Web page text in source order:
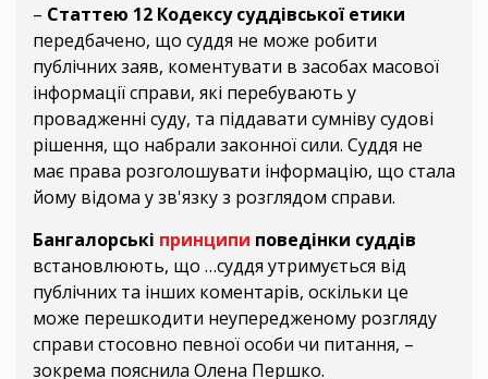
– Статтею 12 Кодексу суддівської етики
передбачено, що суддя не може робити
публічних заяв, коментувати в засобах масової
інформації справи, які перебувають у
провадженні суду, та піддавати сумніву судові
рішення, що набрали законної сили. Суддя не
має права розголошувати інформацію, що стала
йому відома у зв'язку з розглядом справи.
Бангалорські принципи поведінки суддів
встановлюють, що …суддя утримується від
публічних та інших коментарів, оскільки це
може перешкодити неупередженому розгляду
справи стосовно певної особи чи питання, –
зокрема пояснила Олена Першко.